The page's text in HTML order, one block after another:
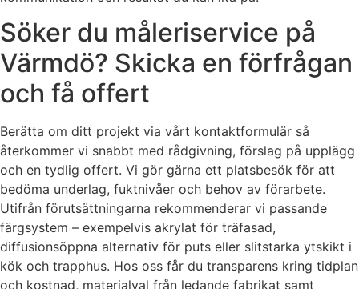
Söker du måleriservice på
Värmdö? Skicka en förfrågan
och få offert
Berätta om ditt projekt via vårt kontaktformulär så
återkommer vi snabbt med rådgivning, förslag på upplägg
och en tydlig offert. Vi gör gärna ett platsbesök för att
bedöma underlag, fuktnivåer och behov av förarbete.
Utifrån förutsättningarna rekommenderar vi passande
färgsystem – exempelvis akrylat för träfasad,
diffusionsöppna alternativ för puts eller slitstarka ytskikt i
kök och trapphus. Hos oss får du transparens kring tidplan
och kostnad, materialval från ledande fabrikat samt